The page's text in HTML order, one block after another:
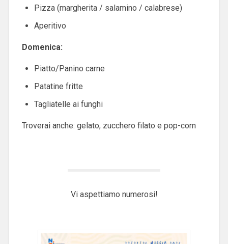
Pizza (margherita / salamino / calabrese)
Aperitivo
Domenica:
Piatto/Panino carne
Patatine fritte
Tagliatelle ai funghi
Troverai anche: gelato, zucchero filato e pop-corn
Vi aspettiamo numerosi!